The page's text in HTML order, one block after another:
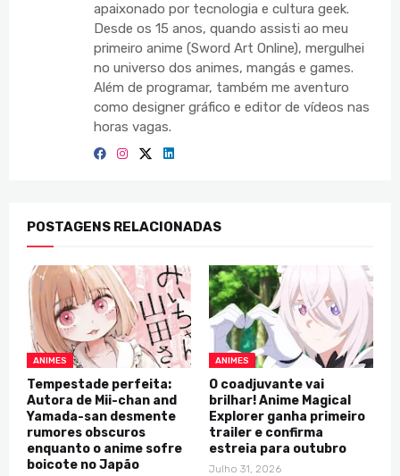
apaixonado por tecnologia e cultura geek.
Desde os 15 anos, quando assisti ao meu
primeiro anime (Sword Art Online), mergulhei
no universo dos animes, mangás e games.
Além de programar, também me aventuro
como designer gráfico e editor de vídeos nas
horas vagas.
POSTAGENS RELACIONADAS
ANIMES
Tempestade perfeita:
Autora de Mii-chan and
Yamada-san desmente
rumores obscuros
enquanto o anime sofre
boicote no Japão
ANIMES
O coadjuvante vai
brilhar! Anime Magical
Explorer ganha primeiro
trailer e confirma
estreia para outubro
Julho 31, 2026